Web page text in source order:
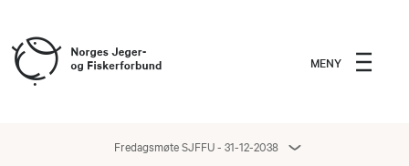
MENY
Fredagsmøte SJFFU - 31-12-2038